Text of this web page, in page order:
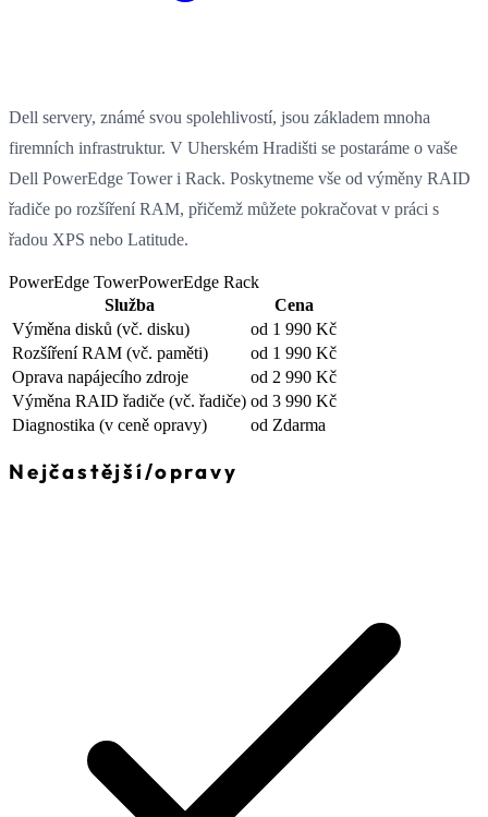
Dell servery, známé svou spolehlivostí, jsou základem mnoha
firemních infrastruktur. V Uherském Hradišti se postaráme o vaše
Dell PowerEdge Tower i Rack. Poskytneme vše od výměny RAID
řadiče po rozšíření RAM, přičemž můžete pokračovat v práci s
řadou XPS nebo Latitude.
PowerEdge TowerPowerEdge Rack
Služba
Cena
Výměna disků (vč. disku)
od 1 990 Kč
Rozšíření RAM (vč. paměti)
od 1 990 Kč
Oprava napájecího zdroje
od 2 990 Kč
Výměna RAID řadiče (vč. řadiče) od 3 990 Kč
Diagnostika (v ceně opravy) od Zdarma
Nejčastější/opravy